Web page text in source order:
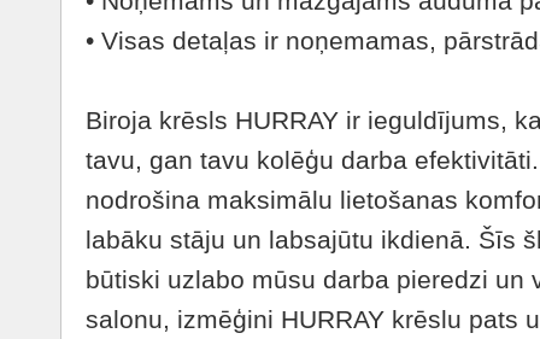
• Visas detaļas ir noņemamas,
Biroja krēsls HURRAY ir ieguldījums,
tavu, gan tavu kolēģu darba
nodrošina maksimālu lietošanas
labāku stāju un labsajūtu ikdienā. Šīs
būtiski uzlabo mūsu darba pieredzi un
salonu, izmēģini HURRAY krēslu pats